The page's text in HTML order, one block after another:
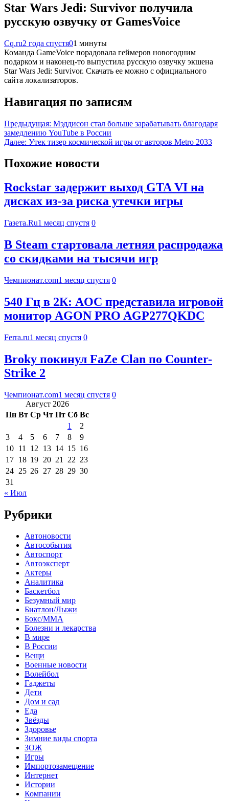
Star Wars Jedi: Survivor получила
русскую озвучку от GamesVoice
Cq.ru2 года спустя01 минуты
Команда GameVoice порадовала геймеров новогодним
подарком и наконец-то выпустила русскую озвучку экшена
Star Wars Jedi: Survivor. Скачать ее можно с официального
сайта локализаторов.
Навигация по записям
Предыдущая: Мэддисон стал больше зарабатывать благодаря
замедлению YouTube в России
Далее: Утек тизер космической игры от авторов Metro 2033
Похожие новости
Rockstar задержит выход GTA VI на
дисках из-за риска утечки игры
Газета.Ru1 месяц спустя 0
В Steam стартовала летняя распродажа
со скидками на тысячи игр
Чемпионат.com1 месяц спустя 0
540 Гц в 2К: AOC представила игровой
монитор AGON PRO AGP277QKDC
Ferra.ru1 месяц спустя 0
Broky покинул FaZe Clan по Counter-
Strike 2
Чемпионат.com1 месяц спустя 0
Август 2026
Пн Вт Ср Чт Пт Сб Вс
1
2
3
4 5 6 7 8
9
10 11 12 13 14 15 16
17 18 19 20 21 22 23
24 25 26 27 28 29 30
31
« Июл
Рубрики
Автоновости
Автособытия
Автоспорт
Автоэксперт
Актеры
Аналитика
Баскетбол
Безумный мир
Биатлон/Лыжи
Бокс/MMA
Болезни и лекарства
В мире
В России
Вещи
Военные новости
Волейбол
Гаджеты
Дети
Дом и сад
Еда
Звёзды
Здоровье
Зимние виды спорта
ЗОЖ
Игры
Импортозамещение
Интернет
Истории
Компании